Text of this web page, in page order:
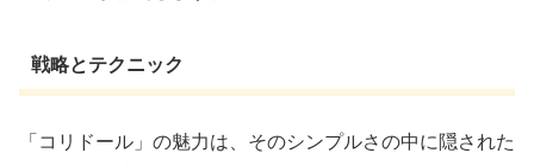
戦略とテクニック
「コリドール」の魅力は、そのシンプルさの中に隠された